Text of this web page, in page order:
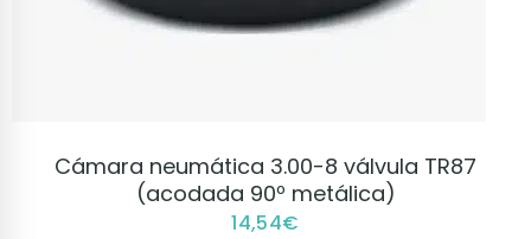
VER PRODUCTO
Cámara neumática 3.00-8 válvula TR87
(acodada 90º metálica)
14,54€